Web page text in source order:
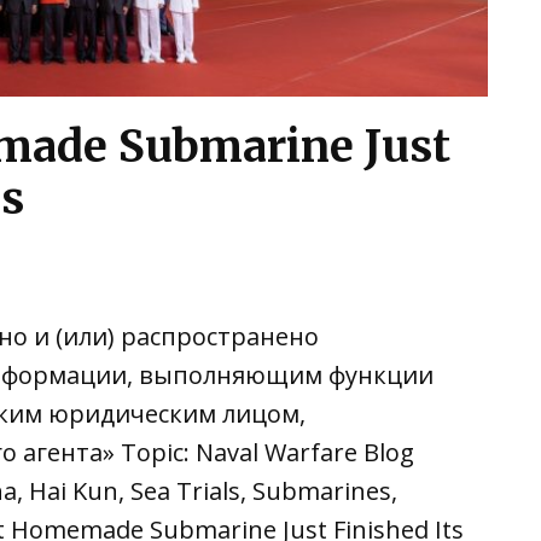
Submarine Just
и (или) распространено
выполняющим функции
юридическим лицом,
Topic: Naval Warfare Blog
Hai Kun, Sea Trials, Submarines,
Submarine Just Finished Its